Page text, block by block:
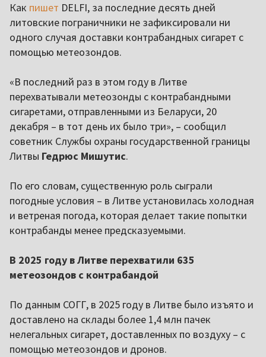
Как пишет DELFI, за последние десять дней
литовские пограничники не зафиксировали ни
одного случая доставки контрабандных сигарет с
помощью метеозондов.
«В последний раз в этом году в Литве
перехватывали метеозонды с контрабандными
сигаретами, отправленными из Беларуси, 20
декабря – в тот день их было три», – сообщил
советник Службы охраны государственной границы
Литвы Гедрюс Мишутис.
По его словам, существенную роль сыграли
погодные условия – в Литве установилась холодная
и ветреная погода, которая делает такие попытки
контрабанды менее предсказуемыми.
В 2025 году в Литве перехватили 635
метеозондов с контрабандой
По данным СОГГ, в 2025 году в Литве было изъято и
доставлено на склады более 1,4 млн пачек
нелегальных сигарет, доставленных по воздуху – с
помощью метеозондов и дронов.